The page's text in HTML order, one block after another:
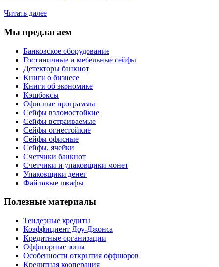
Читать далее
Мы предлагаем
Банковское оборудование
Гостиничные и мебельные сейфы
Детекторы банкнот
Книги о бизнесе
Книги об экономике
Кэшбоксы
Офисные программы
Сейфы взломостойкие
Сейфы встраиваемые
Сейфы огнестойкие
Сейфы офисные
Сейфы, ячейки
Счетчики банкнот
Счетчики и упаковщики монет
Упаковщики денег
Файловые шкафы
Полезные материалы
Тендерные кредиты
Коэффициент Доу-Джонса
Кредитные организации
Оффшорные зоны
Особенности открытия оффшоров
Кредитная кооперация